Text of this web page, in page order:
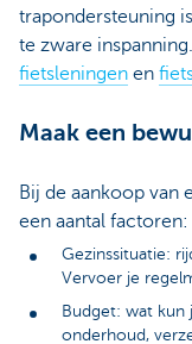
trapondersteuning
te zware
fietsleningen en
Maak een
Bij de aankoop van
een aantal factoren:
Gezinssituatie:
Vervoer je
Budget: wat kun
onderhoud,